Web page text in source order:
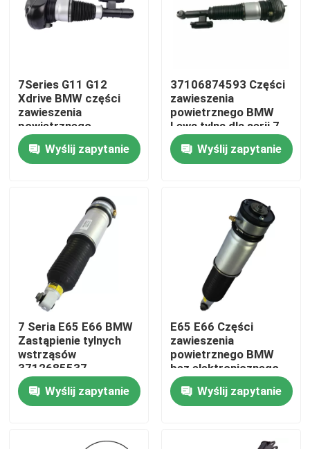
Produkty
Filmy
Wycieczka po fabryce
Kontrola jakości
Skontaktuj się z nami
Aktualności
Sprawy
System zawieszenia powietrznego samochodu
7Series G11 G12
Xdrive BMW części
zawieszenia
powietrznego
przednie lewo
37106877559
Wyślij zapytanie
37106874593 Części
zawieszenia
powietrznego BMW
Lewa tylna dla serii 7
G11 G11 Xdrive
Wyślij zapytanie
7 Seria E65 E66 BMW
Zastąpienie tylnych
wstrząsów
3712685537
TS16949
Certyfikowany
Wyślij zapytanie
E65 E66 Części
zawieszenia
powietrznego BMW
bez elektronicznego
sterowania tłumieniem
37126785538
Wyślij zapytanie